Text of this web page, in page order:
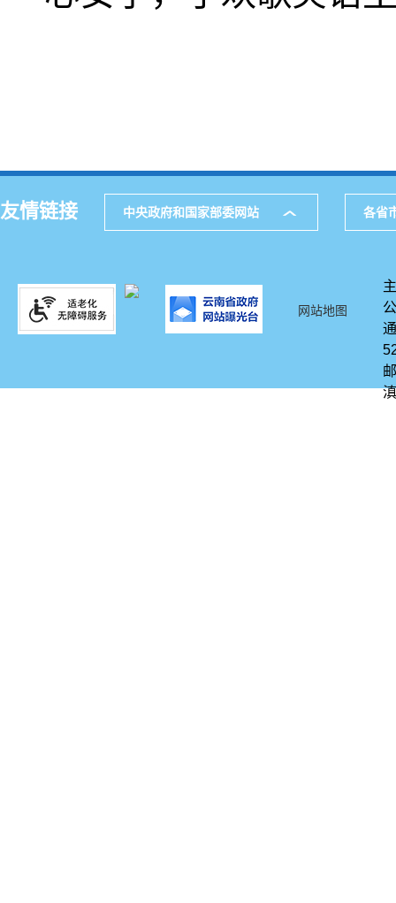
友情链接 中央政府和国家部委网站 各省
网站地图